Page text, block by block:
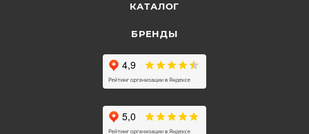
КАТАЛОГ
БРЕНДЫ